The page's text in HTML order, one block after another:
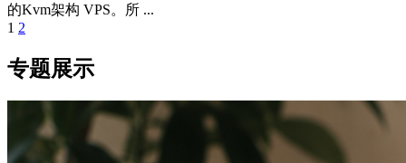
的Kvm架构 VPS。所 ...
Posts
Navigation
1 2
专题展示